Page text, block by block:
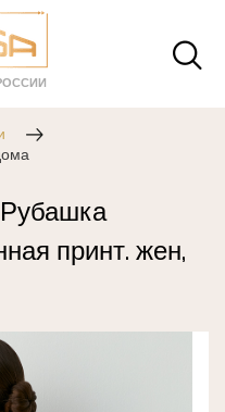
принт. жен,